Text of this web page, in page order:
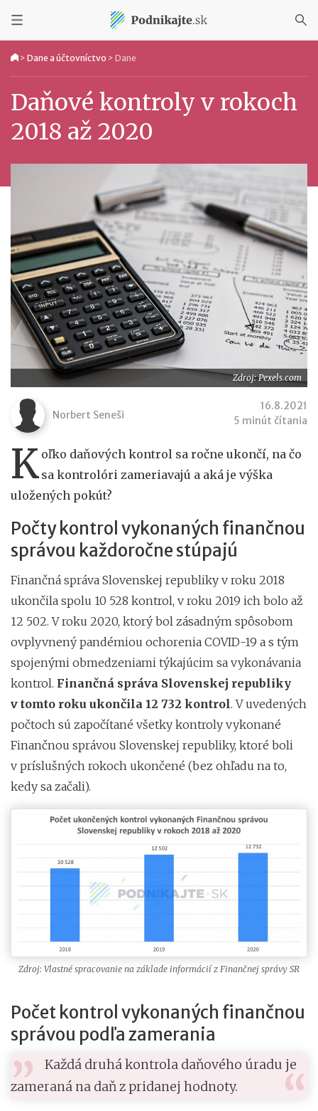
> Dane a účtovníctvo > Dane
Daňové kontroly v rokoch
2018 až 2020
Zdroj: Pexels.com
Norbert Seneši
16.8.2021
5 minút čítania
K oľko daňových kontrol sa ročne ukončí, na čo
sa kontrolóri zameriavajú a aká je výška
uložených pokút?
Počty kontrol vykonaných finančnou
správou každoročne stúpajú
Finančná správa Slovenskej republiky v roku 2018
ukončila spolu 10 528 kontrol, v roku 2019 ich bolo až
12 502. V roku 2020, ktorý bol zásadným spôsobom
ovplyvnený pandémiou ochorenia COVID-19 a s tým
spojenými obmedzeniami týkajúcim sa vykonávania
kontrol. Finančná správa Slovenskej republiky
v tomto roku ukončila 12 732 kontrol. V uvedených
počtoch sú započítané všetky kontroly vykonané
Finančnou správou Slovenskej republiky, ktoré boli
v príslušných rokoch ukončené (bez ohľadu na to,
kedy sa začali).
Zdroj: Vlastné spracovanie na základe informácií z Finančnej správy SR
Počet kontrol vykonaných finančnou
správou podľa zamerania
Každá druhá kontrola daňového úradu je
zameraná na daň z pridanej hodnoty.